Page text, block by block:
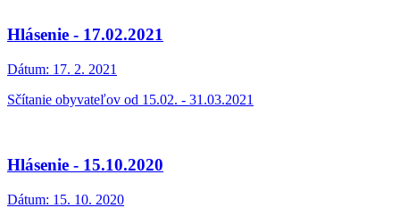
Hlásenie - 17.02.2021
Dátum: 17. 2. 2021
Sčítanie obyvateľov od 15.02. - 31.03.2021
Hlásenie - 15.10.2020
Dátum: 15. 10. 2020